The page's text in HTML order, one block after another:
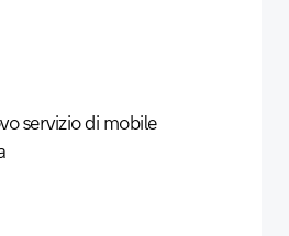
servizio di mobile